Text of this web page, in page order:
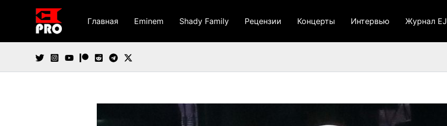
содержимому
Главная Eminem Shady Family Рецензии Концерты Интервью Журнал EJ